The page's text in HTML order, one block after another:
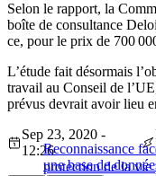
Selon le rapport, la
boîte de consultance
ce, pour le prix de 700
L’étude fait désormais
travail au Conseil de
prévus devrait avoir lieu
Reconnaissance
une base de
Sep 23, 2020 -
12:26
protection de la vie